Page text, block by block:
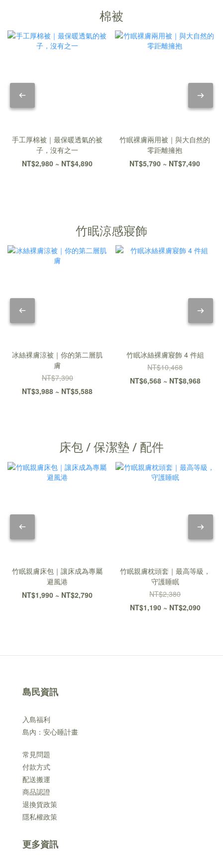
棉被
手工厚棉被｜最保暖透氣的被
子，沒有之一
NT$2,980 ~ NT$4,890
竹眠裸膚兩用被｜與大自然的
零距離擁抱
NT$5,790 ~ NT$7,490
竹眠涼感寢飾
冰絲裸膚涼被｜你的第二層肌
膚
NT$7,390
NT$3,988 ~ NT$5,588
竹眠冰絲裸膚寢飾 4 件組
NT$10,468
NT$6,568 ~ NT$8,968
床包 / 保潔墊 / 配件
竹眠親膚床包｜讓床成為專屬
避風港
NT$1,990 ~ NT$2,790
竹眠親膚枕頭套｜最高等級，
守護睡眠
NT$2,380
NT$1,190 ~ NT$2,090
島民資訊
入島福利
島內：安心睡計畫
常見問題
付款方式
配送搬運
商品認證
退換貨政策
隱私權政策
更多資訊